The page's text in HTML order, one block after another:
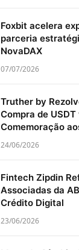
Foxbit acelera
parceria
NovaDAX
07/07/2026
Truther by
Compra de USDT
Comemoração
24/06/2026
Fintech Zipdin
Associadas da
Crédito Digital
23/06/2026